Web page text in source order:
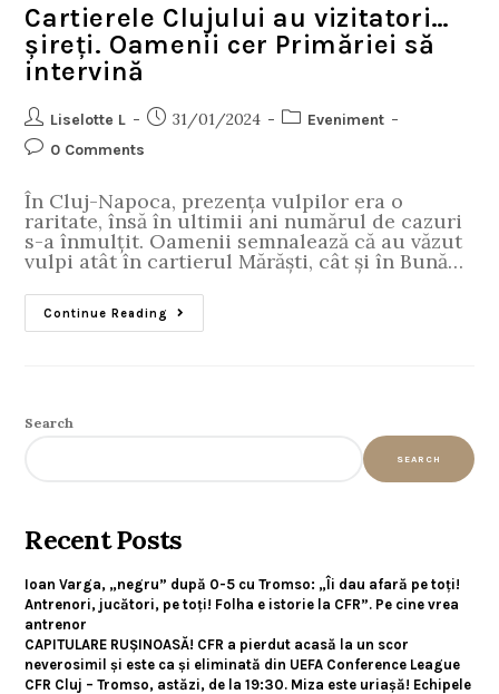
Cartierele Clujului au vizitatori…
șireți. Oamenii cer Primăriei să
intervină
Liselotte L 31/01/2024
Eveniment
0 Comments
În Cluj-Napoca, prezența vulpilor era o
raritate, însă în ultimii ani numărul de cazuri
s-a înmulțit. Oamenii semnalează că au văzut
vulpi atât în cartierul Mărăști, cât și în Bună…
Continue Reading
Search
SEARCH
Recent Posts
Ioan Varga, „negru” după 0-5 cu Tromso: „Îi dau afară pe toți!
Antrenori, jucători, pe toți! Folha e istorie la CFR”. Pe cine vrea
antrenor
CAPITULARE RUȘINOASĂ! CFR a pierdut acasă la un scor
neverosimil și este ca și eliminată din UEFA Conference League
CFR Cluj – Tromso, astăzi, de la 19:30. Miza este uriașă! Echipele